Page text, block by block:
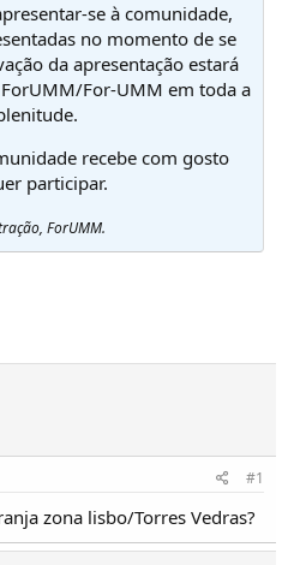
se à comunidade,
no momento de se
da apresentação estará
For-UMM em toda a
recebe com gosto
participar.
ForUMM.
#1
zona lisbo/Torres Vedras?